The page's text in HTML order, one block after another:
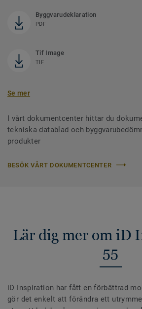
Byggvarudeklaration
PDF
Tif Image
TIF
Se mer
I vårt dokumentcenter hittar du
tekniska datablad och
produkter
BESÖK VÅRT DOKUMENTCENTER
Lär dig mer om iD
55
iD Inspiration har fått en förbättrad
gör det enkelt att förändra ett